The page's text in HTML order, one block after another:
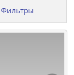
Фильтры